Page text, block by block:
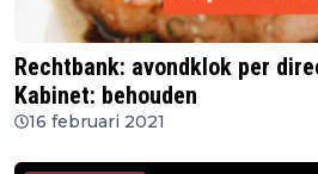
Rechtbank: avondklok per
Kabinet: behouden
16 februari 2021